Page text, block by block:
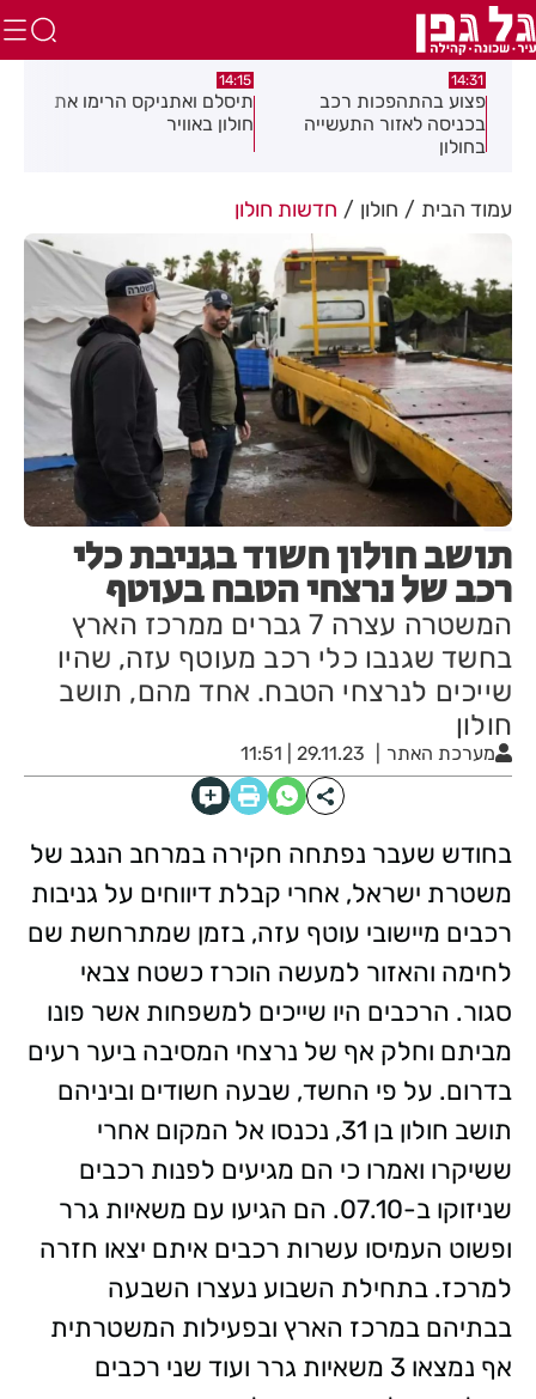
14:31
פצוע בהתהפכות רכב
בכניסה לאזור התעשייה
בחולון
14:15
תיסלם ואתניקס הרימו את
חולון באוויר
עמוד הבית חולון חדשות חולון
תושב חולון חשוד בגניבת כלי
רכב של נרצחי הטבח בעוטף
המשטרה עצרה 7 גברים ממרכז הארץ
בחשד שגנבו כלי רכב מעוטף עזה, שהיו
שייכים לנרצחי הטבח. אחד מהם, תושב
חולון
מערכת האתר 29.11.23 | 11:51
בחודש שעבר נפתחה חקירה במרחב הנגב של
משטרת ישראל, אחרי קבלת דיווחים על גניבות
רכבים מיישובי עוטף עזה, בזמן שמתרחשת שם
לחימה והאזור למעשה הוכרז כשטח צבאי
סגור. הרכבים היו שייכים למשפחות אשר פונו
מביתם וחלק אף של נרצחי המסיבה ביער רעים
בדרום. על פי החשד, שבעה חשודים וביניהם
תושב חולון בן 31, נכנסו אל המקום אחרי
ששיקרו ואמרו כי הם מגיעים לפנות רכבים
שניזוקו ב-07.10. הם הגיעו עם משאיות גרר
ופשוט העמיסו עשרות רכבים איתם יצאו חזרה
למרכז. בתחילת השבוע נעצרו השבעה
בבתיהם במרכז הארץ ובפעילות המשטרתית
אף נמצאו 3 משאיות גרר ועוד שני רכבים